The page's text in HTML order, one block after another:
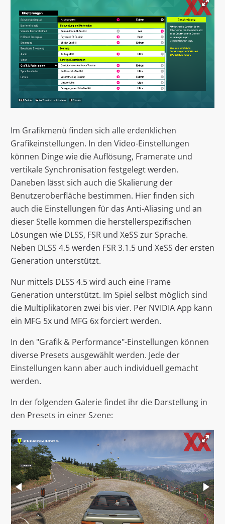
Im Grafikmenü finden sich alle erdenklichen
Grafikeinstellungen. In den Video-Einstellungen
können Dinge wie die Auflösung, Framerate und
vertikale Synchronisation festgelegt werden.
Daneben lässt sich auch die Skalierung der
Benutzeroberfläche bestimmen. Hier finden sich
auch die Einstellungen für das Anti-Aliasing und an
dieser Stelle kommen die herstellerspezifischen
Lösungen wie DLSS, FSR und XeSS zur Sprache.
Neben DLSS 4.5 werden FSR 3.1.5 und XeSS der ersten
Generation unterstützt.
Nur mittels DLSS 4.5 wird auch eine Frame
Generation unterstützt. Im Spiel selbst möglich sind
die Multiplikatoren zwei bis vier. Per NVIDIA App kann
ein MFG 5x und MFG 6x forciert werden.
In den "Grafik & Performance"-Einstellungen können
diverse Presets ausgewählt werden. Jede der
Einstellungen kann aber auch individuell gemacht
werden.
In der folgenden Galerie findet ihr die Darstellung in
den Presets in einer Szene: